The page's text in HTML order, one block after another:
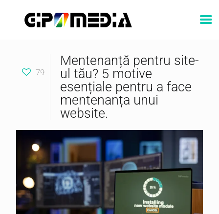
79
Mentenanță pentru site-
ul tău? 5 motive
esențiale pentru a face
mentenanța unui
website.